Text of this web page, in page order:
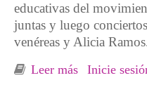
educativas del
juntas y luego
venéreas y Alicia
Leer más sobre Fiesta
Inicie